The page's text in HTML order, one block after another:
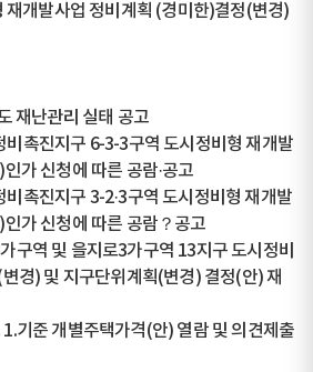
재개발사업 정비계획 (경미한)결정(변경)
재난관리 실태 공고
촉진지구 6-3-3구역 도시정비형 재개발
가 신청에 따른 공람·공고
촉진지구 3-2·3구역 도시정비형 재개발
가 신청에 따른 공람？공고
구역 및 을지로3가구역 13지구 도시정비
경) 및 지구단위계획(변경) 결정(안) 재
기준 개별주택가격(안) 열람 및 의견제출